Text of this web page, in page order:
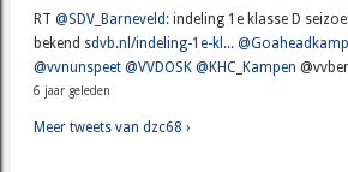
RT@SDV_Barneveld : indeling 1e klasse D
bekend sdvb.nl/indeling-1e-kl...
@vvnunspeet @VVDOSK @KHC_Kampen
6 jaar geleden
Meer tweets van dzc68 ›